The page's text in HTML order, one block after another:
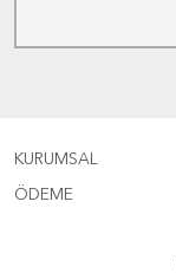
KURUMSAL
ÖDEME